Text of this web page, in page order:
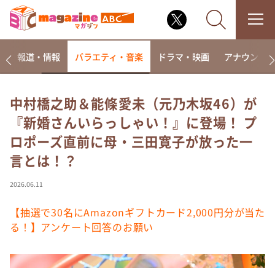
なるみ・岡村の過ぎるTV
相席食堂
これ余談なんですけど・・・
～人生密着トークバラエティ！～ やすとものいたっ
て真剣です
探偵！ナイトスクープ
news おかえり
（news おかえり）
報道・情報 バラエティ・音楽 ドラマ・映画 アナウンサー
中村橋之助＆能條愛未（元乃木坂46）が
『新婚さんいらっしゃい！』に登場！ プ
ロポーズ直前に母・三田寛子が放った一
言とは！？
2026.06.11
【抽選で30名にAmazonギフトカード2,000円分が当た
る！】アンケート回答のお願い